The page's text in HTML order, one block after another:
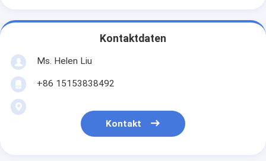
Kontaktdaten
Ms. Helen Liu
+86 15153838492
Kontakt